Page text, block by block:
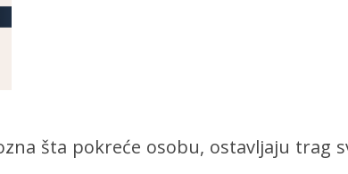
šta pokreće osobu, ostavljaju trag